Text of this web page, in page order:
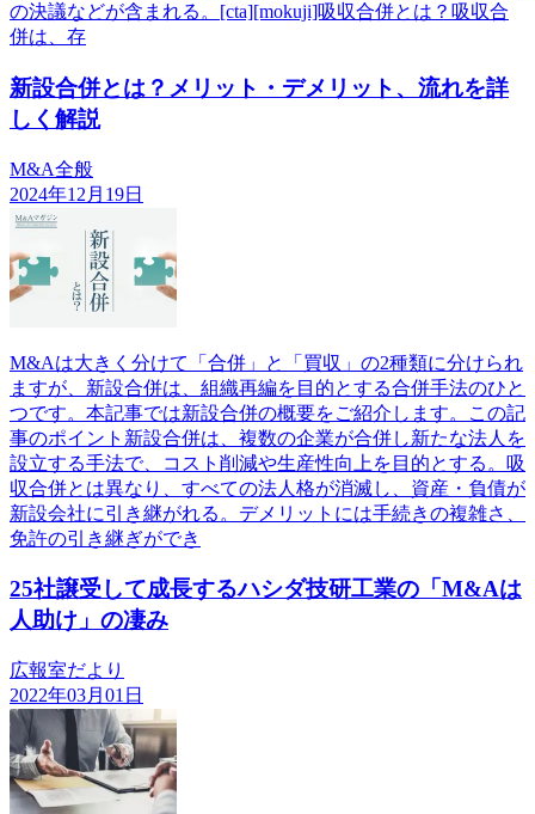
の決議などが含まれる。[cta][mokuji]吸収合併とは？吸収合
併は、存
新設合併とは？メリット・デメリット、流れを詳
しく解説
M&A全般
2024年12月19日
M&Aは大きく分けて「合併」と「買収」の2種類に分けられ
ますが、新設合併は、組織再編を目的とする合併手法のひと
つです。本記事では新設合併の概要をご紹介します。この記
事のポイント新設合併は、複数の企業が合併し新たな法人を
設立する手法で、コスト削減や生産性向上を目的とする。吸
収合併とは異なり、すべての法人格が消滅し、資産・負債が
新設会社に引き継がれる。デメリットには手続きの複雑さ、
免許の引き継ぎができ
25社譲受して成長するハシダ技研工業の「M&Aは
人助け」の凄み
広報室だより
2022年03月01日